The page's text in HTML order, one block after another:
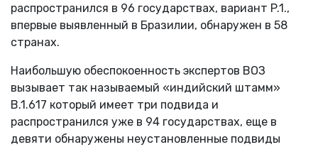
распространился в 96 государствах, вариант P.1.,
впервые выявленный в Бразилии, обнаружен в 58
странах.
Наибольшую обеспокоенность экспертов ВОЗ
вызывает так называемый «индийский штамм»
B.1.617 который имеет три подвида и
распространился уже в 94 государствах, еще в
девяти обнаружены неустановленные подвиды